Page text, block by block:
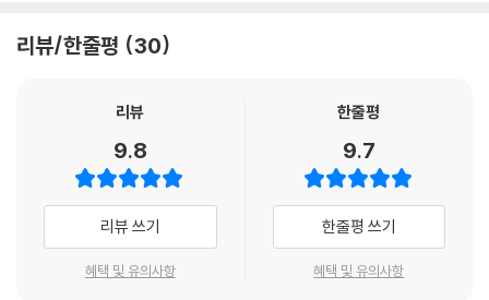
---「10장 | 나를 떠나가는 것들에 웃으면서 굿바이」중에서
수 있다. 내 것인 파도와 내 것이 아닌 파도를 구분할 수 있고, 언젠가는 내
것인 파도가 올 것임을 믿고 미리 준비할 수 있다. 그러다 마침내 기다리던
내 파도가 오면 그 위에 잽싸게 올라타 원하는 방향으로 쭉 나아가면 된다.
이 책에서 말하는 도망의 기술은 결국 인생이란 거친 파도 위에서도 마음
먹은 대로 움직이는 방법에 관한 것이다.
---「에필로그 | 어떻게 나를 움직일 것인가」중에서
나만의 삶의 지도가 완성된다
는 행위라면, 도망은 살기 위해 가던 방향과는 정반대 방향으로 전력을 다
해 뛰는 것이다. 앞으로 나아가는 것과 방향만 다를 뿐 에너지는 똑같이 든
다. 또한, 이 책은 세상으로부터 도망칠 게 아니라 나 자신에게서 도망칠 것
을 주문한다. 나를 괴롭히는 건 나 자신일 때가 더 많기 때문이다. 나 바깥
의 세상으로 나감으로써 더 나답게 사는 방법을 터득하는 것이 도망의 기
술인 셈이다.
이처럼 『나는 도망칠 때 가장 용감한 얼굴이 된다』는 독창적이면서도 강한
- 전승환 (〈책 읽어주는 남자〉 편집장, 『내가 원하는 것을 나도 모를 때』 저자)
작가는 문학에서 자신에 대한 성찰과 믿음과 상상력을 발견했고, 도망치는
체로 오늘을 살아내는 모두에게 훌륭한 삶의 길잡이가 된다.
- 김혜진 (소설가, 『딸에 대하여』 저자)
리뷰/한줄평 30
리뷰
9.8
리뷰 쓰기
혜택 및 유의사항
한줄평
9.7
한줄평 쓰기
혜택 및 유의사항